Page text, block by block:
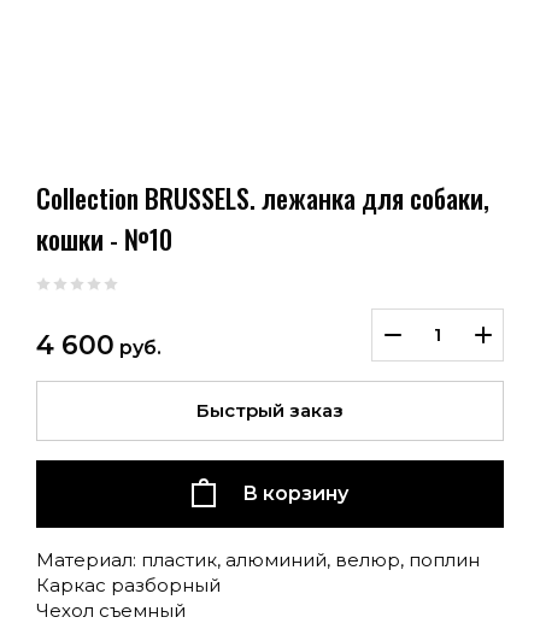
Collection BRUSSELS. лежанка для собаки,
кошки - №10
4 600 руб.
В корзину
Быстрый заказ
Материал: пластик, алюминий, велюр, поплин
Каркас разборный
Чехол съемный